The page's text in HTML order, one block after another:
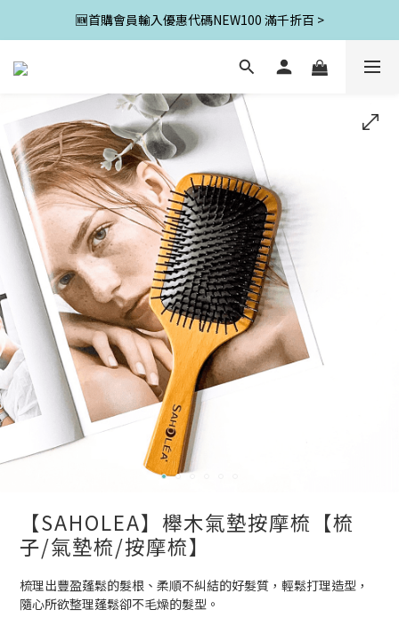
🆕首購會員輸入優惠代碼NEW100 滿千折百 >
【SAHOLEA】櫸木氣墊按摩梳【梳
子/氣墊梳/按摩梳】
梳理出豐盈蓬鬆的髮根、柔順不糾結的好髮質，輕鬆打理造型，
隨心所欲整理蓬鬆卻不毛燥的髮型。